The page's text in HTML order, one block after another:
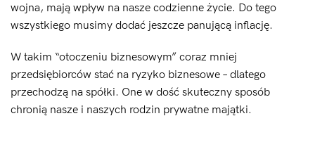
wojna, mają wpływ na nasze codzienne życie. Do tego
wszystkiego musimy dodać jeszcze panującą inflację.
W takim “otoczeniu biznesowym” coraz mniej
przedsiębiorców stać na ryzyko biznesowe – dlatego
przechodzą na spółki. One w dość skuteczny sposób
chronią nasze i naszych rodzin prywatne majątki.